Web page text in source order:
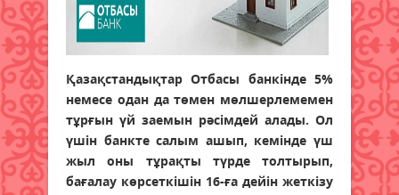
Қазақстандықтар Отбасы банкінде 5%
немесе одан да төмен мөлшерлемемен
тұрғын үй заемын рәсімдей алады. Ол
үшін банкте салым ашып, кемінде үш
жыл оны тұрақты түрде толтырып,
бағалау көрсеткішін 16-ға дейін жеткізу